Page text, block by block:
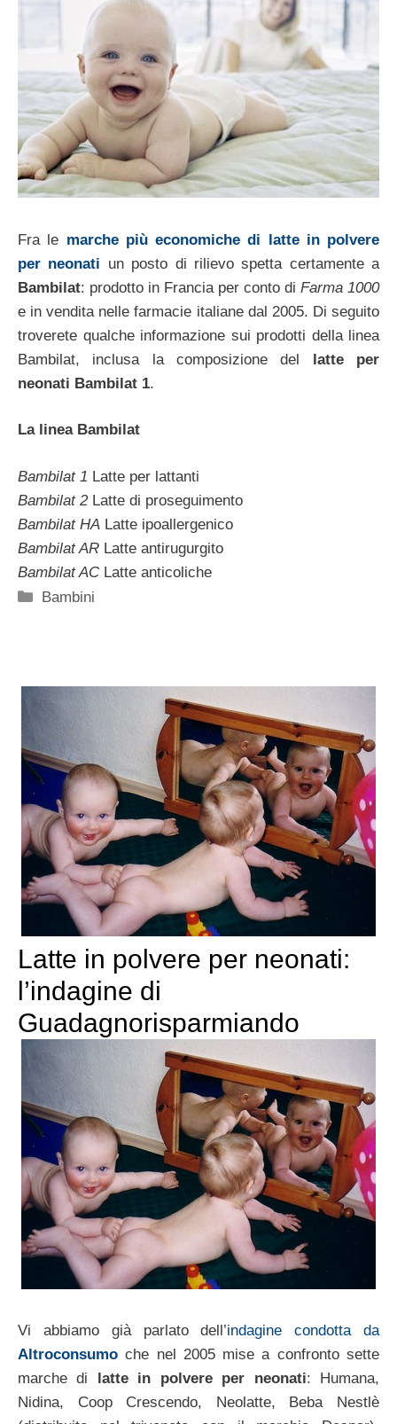
Fra le marche più economiche di latte in polvere
per neonati un posto di rilievo spetta certamente a
Bambilat: prodotto in Francia per conto di Farma 1000
e in vendita nelle farmacie italiane dal 2005. Di seguito
troverete qualche informazione sui prodotti della linea
Bambilat, inclusa la composizione del latte per
neonati Bambilat 1.
La linea Bambilat
Bambilat 1 Latte per lattanti
Bambilat 2Latte di proseguimento
Bambilat HA Latte ipoallergenico
Bambilat AR Latte antirugurgito
Bambilat ACLatte anticoliche
Categorie
Bambini
Latte in polvere per neonati:
l’indagine di
Guadagnorisparmiando
Vi abbiamo già parlato dell’indagine condotta da
Altroconsumo che nel 2005 mise a confronto sette
marche di latte in polvere per neonati: Humana,
Nidina, Coop Crescendo, Neolatte, Beba Nestlè